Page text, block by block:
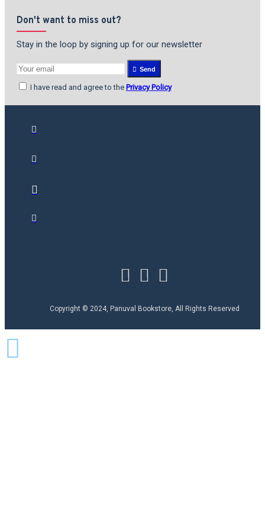
Don't want to miss out?
Stay in the loop by signing up for our newsletter
Send
I have read and agree to the Privacy Policy
Copyright © 2024, Panuval Bookstore, All Rights Reserved